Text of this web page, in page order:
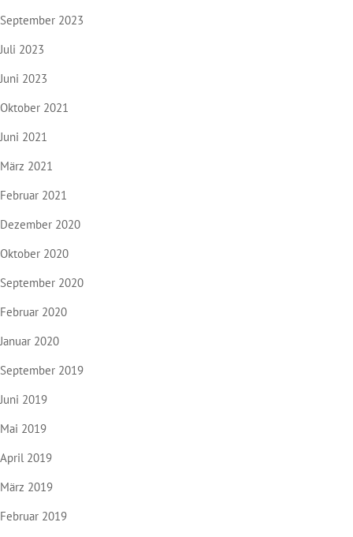
September 2023
Juli 2023
Juni 2023
Oktober 2021
Juni 2021
März 2021
Februar 2021
Dezember 2020
Oktober 2020
September 2020
Februar 2020
Januar 2020
September 2019
Juni 2019
Mai 2019
April 2019
März 2019
Februar 2019